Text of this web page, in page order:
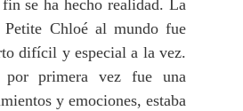
se ha hecho realidad. La
Chloé al mundo fue
difícil y especial a la vez.
primera vez fue una
y emociones, estaba